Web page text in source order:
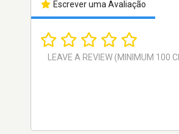
Escrever uma Avaliação